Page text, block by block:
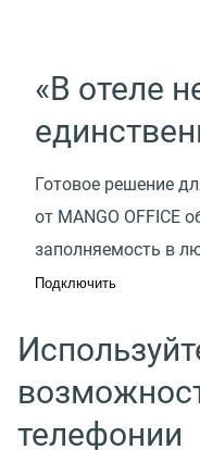
«В отеле
Готовое решение
от MANGO OFFICE
заполняемость в
Подключить
телефонии